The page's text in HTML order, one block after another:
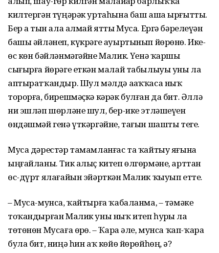
килтергән түңәрәк уртаһына баш аша ырғытты.
Бер аҙ тын ала алмай ятты Муса. Ергә бәрелеүҙән
башы әйләнеп, күкрәге ауыртынып йөрөнө. Ике-
өс көн бәйләнмәгәйне Малик. Үҙенә ҡаршы
сығырға йөрәге еткән малай табылыуы уны ла
аптыратҡандыр. Шул мәлдә аҙаҡҡаса ныҡ
торорға, бирешмәҫкә кәрәк булған да бит. Әллә
ни эшләп шөрләне шул, бер-ике этләшеүен
өндәшмәй генә үткәргәйне, тағын шашты теге.
Муса дәрестәр тамамланғас та ҡайтыу яғына
ыңғайланы. Тик алыҫ китеп өлгөрмәне, арттан
өс-дүрт ялағайын эйәрткән Малик ҡыуып етте.
– Муса-мунса, ҡайтыр­ға ҡабаланма, – тәмәке
тоҡандырған Малик уны ныҡ итеп һурҙы ла
төтөнөн Мусаға өрҙө. – Ҡара әле, мунса ҡап-ҡара
була бит, ниңә һин аҡ көйө йөрөйһөң, ә?